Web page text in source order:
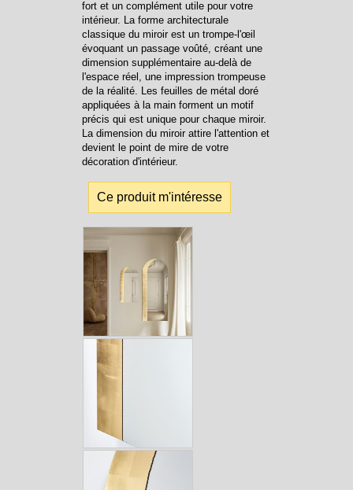
fort et un complément utile pour votre
intérieur. La forme architecturale
classique du miroir est un trompe-l'œil
évoquant un passage voûté, créant une
dimension supplémentaire au-delà de
l'espace réel, une impression trompeuse
de la réalité. Les feuilles de métal doré
appliquées à la main forment un motif
précis qui est unique pour chaque miroir.
La dimension du miroir attire l'attention et
devient le point de mire de votre
décoration d'intérieur.
Ce produit m'intéresse